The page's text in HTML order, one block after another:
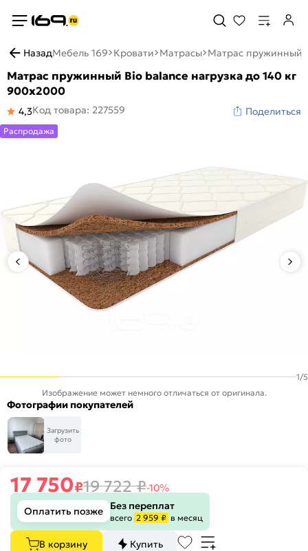
НазадМебель 169 Кровати Матрасы Матрас пружинный
Матрас пружинный Bio balance нагрузка до 140 кг
900x2000
4,3Код товара: 227559 Поделиться
1/5
Распродажа
Изображение может немного отличаться от оригинала.
Фотографии покупателей
Загрузить
фото
17 750₽19 722₽-10%
Оплатить позже
Без переплат
всего 2 959 ₽ в месяц
В корзину
Купить